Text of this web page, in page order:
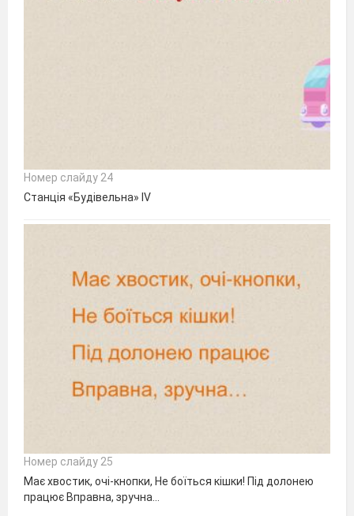
Номер слайду 24
Станція «Будівельна» IV
Номер слайду 25
Має хвостик, очі-кнопки, Не боїться кішки! Під долонею
працює Вправна, зручна…